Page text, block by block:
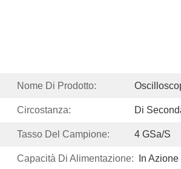
Nome Di Prodotto:
Circostanza: Di
Tasso Del Campione: 4 GSa/s
Capacità Di Alimentazione: In Azione